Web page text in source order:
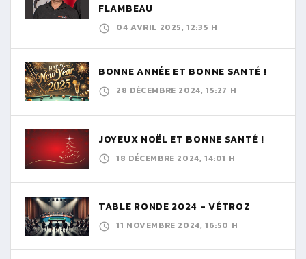
FLAMBEAU
04 AVRIL 2025, 12:35 H
BONNE ANNÉE ET BONNE SANTÉ !
28 DÉCEMBRE 2024, 15:27 H
JOYEUX NOËL ET BONNE SANTÉ !
18 DÉCEMBRE 2024, 14:01 H
TABLE RONDE 2024 - VÉTROZ
11 NOVEMBRE 2024, 16:50 H